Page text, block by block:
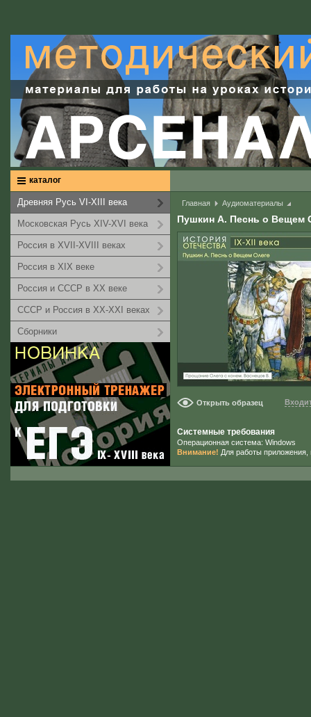
каталог
Древняя Русь VI-XIII века
Московская Русь XIV-XVI века
Россия в XVII-XVIII веках
Россия в XIX веке
Россия и СССР в XX веке
СССР и Россия в XX-XXI веках
Сборники
Главная Аудиоматериалы
Пушкин А. Песнь о Вещем
Открыть образец
Системные требования
Операционная система: Windows
Внимание! Для работы приложения,